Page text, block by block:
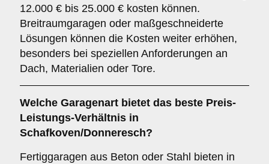
12.000 € bis 25.000 € kosten können.
Breitraumgaragen oder maßgeschneiderte
Lösungen können die Kosten weiter erhöhen,
besonders bei speziellen Anforderungen an
Dach, Materialien oder Tore.
Welche Garagenart bietet das beste Preis-
Leistungs-Verhältnis in
Schafkoven/Donneresch?
Fertiggaragen aus Beton oder Stahl bieten in